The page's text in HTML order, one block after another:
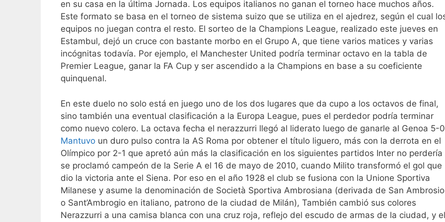
en su casa en la última Jornada. Los equipos italianos no ganan el torneo hace muchos años.
Este formato se basa en el torneo de sistema suizo que se utiliza en el ajedrez, según el cual
equipos no juegan contra el resto. El sorteo de la Champions League, realizado este jueves en
Estambul, dejó un cruce con bastante morbo en el Grupo A, que tiene varios matices y varias
incógnitas todavía. Por ejemplo, el Manchester United podría terminar octavo en la tabla de
Premier League, ganar la FA Cup y ser ascendido a la Champions en base a su coeficiente
quinquenal.
En este duelo no solo está en juego uno de los dos lugares que da cupo a los octavos de final,
sino también una eventual clasificación a la Europa League, pues el perdedor podría terminar
como nuevo colero. La octava fecha el nerazzurri llegó al liderato luego de ganarle al Genoa 5-0
Mantuvo un duro pulso contra la AS Roma por obtener el título liguero, más con la derrota en el
Olímpico por 2-1 que apretó aún más la clasificación en los siguientes partidos Inter no perdería
se proclamó campeón de la Serie A el 16 de mayo de 2010, cuando Milito transformó el gol que
dio la victoria ante el Siena. Por eso en el año 1928 el club se fusiona con la Unione Sportiva
Milanese y asume la denominación de Società Sportiva Ambrosiana (derivada de San Ambrosio
o Sant’Ambrogio en italiano, patrono de la ciudad de Milán), También cambió sus colores
Nerazzurri a una camisa blanca con una cruz roja, reflejo del escudo de armas de la ciudad, y el